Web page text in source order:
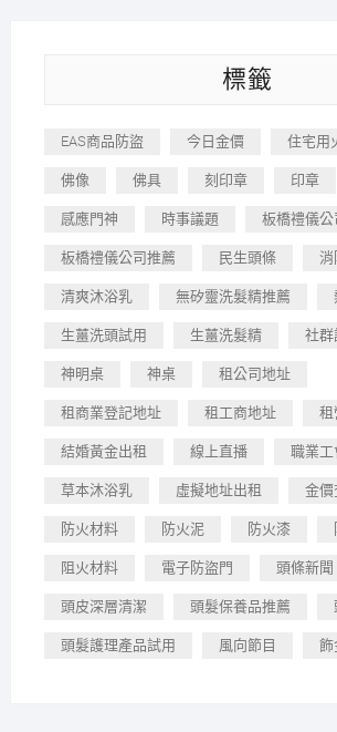
標籤
EAS商品防盜 今日金價 住宅用
佛像 佛具 刻印章 印章
感應門神 時事議題 板橋禮儀公
板橋禮儀公司推薦 民生頭條 消
清爽沐浴乳 無矽靈洗髮精推薦
生薑洗頭試用 生薑洗髮精 社群
神明桌 神桌 租公司地址
租商業登記地址 租工商地址 租
結婚黃金出租 線上直播 職業工
草本沐浴乳 虛擬地址出租 金價
防火材料 防火泥 防火漆
阻火材料 電子防盜門 頭條新聞
頭皮深層清潔 頭髮保養品推薦
頭髮護理產品試用 風向節目 飾